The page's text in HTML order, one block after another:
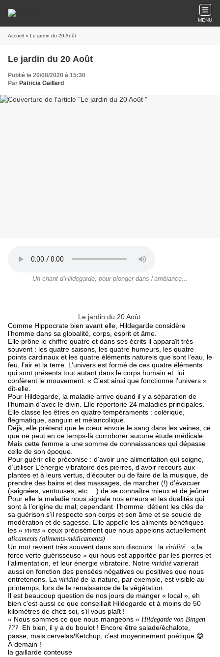
MENU
Accueil » Le jardin du 20 Août
Le jardin du 20 Août
Publié le 20/08/2020 à 15:30
Par Patricia Gaillard
Un chant d’Hildegarde, pour plonger dans l’ambiance...
Le jardin du 20 Août
Comme Hippocrate bien avant elle, Hildegarde considère
l’homme dans sa globalité, corps, esprit et âme.
Elle prône le chiffre quatre et dans ses écrits il apparaît très
souvent : les quatre saisons, les quatre humeurs, les quatre
points cardinaux et les quatre éléments naturels que sont l’eau, le
feu, l’air et la terre. L’univers est formé de ces quatre éléments
qui sont présents tout autant dans le corps humain et lui
confèrent le mouvement. « C’est ainsi que fonctionne l’univers »
dit-elle.
Pour Hildegarde, la maladie arrive quand il y a séparation de
l’humain d’avec le divin. Elle répertorie 24 maladies principales.
Elle classe les êtres en quatre tempéraments : colérique,
flegmatique, sanguin et mélancolique.
Déjà, elle prétend que le cœur envoie le sang dans les veines, ce
que ne peut en ce temps-là corroborer aucune étude médicale.
Mais cette femme a une somme de connaissances qui dépasse
celle de son époque.
Pour guérir elle préconise : d’avoir une alimentation qui soigne,
d’utiliser L’énergie vibratoire des pierres, d’avoir recours aux
plantes et à leurs vertus, d’écouter ou de faire de la musique, de
prendre des bains et des massages, de marcher (!) d’évacuer
(saignées, ventouses, etc.…) de se connaître mieux et de jeûner.
Pour elle la maladie nous signale nos erreurs et les dualités qui
sont à l’origine du mal; cependant l’homme détient les clés de
sa guérison s’il respecte son corps et son âme et se soucie de
modération et de sagesse. Elle appelle les aliments bénéfiques
les « vivres » ceux précisément que nous appelons actuellement
alicaments (aliments-médicaments)
Un mot revient très souvent dans son discours : la viridité: « la
force verte guérisseuse » qui nous est apportée par les pierres et
l’alimentation, et leur énergie vibratoire. Notre viridité varierait
aussi en fonction des pensées négatives ou positives que nous
entretenons. La viridité de la nature, par exemple, est visible au
printemps, lors de la renaissance de la végétation.
Il est beaucoup question de nos jours de manger « local », eh
bien c’est aussi ce que conseillait Hildegarde et à moins de 50
kilomètres de chez soi, s’il vous plaît !
« Nous sommes ce que nous mangeons » Hildegarde von Bingen
??? Eh bien, il y a du boulot ! Encore être salade/échalote,
passe, mais cervelas/Ketchup, c’est moyennement poétique 😄
À demain !
la gaillarde conteuse